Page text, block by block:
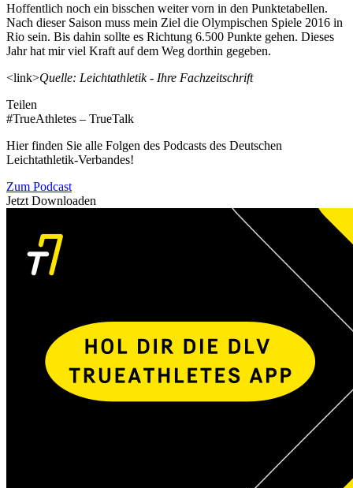
Hoffentlich noch ein bisschen weiter vorn in den Punktetabellen.
Nach dieser Saison muss mein Ziel die Olympischen Spiele 2016 in
Rio sein. Bis dahin sollte es Richtung 6.500 Punkte gehen. Dieses
Jahr hat mir viel Kraft auf dem Weg dorthin gegeben.
<link>Quelle: Leichtathletik - Ihre Fachzeitschrift
Teilen
#TrueAthletes – TrueTalk
Hier finden Sie alle Folgen des Podcasts des Deutschen
Leichtathletik-Verbandes!
Zum Podcast
Jetzt Downloaden